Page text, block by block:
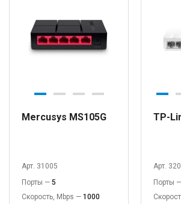
Mercusys MS105G
Арт. 31005
Порты — 5
Скорость, Mbps — 1000
TP-
Арт.
Порты —